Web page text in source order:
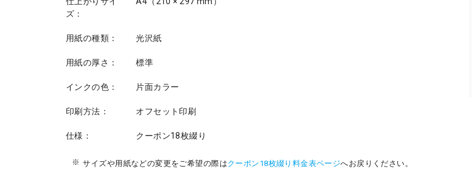
ズ：
用紙の種類： 光沢紙
用紙の厚さ： 標準
インクの色： 片面カラー
印刷方法： オフセット印刷
仕様： クーポン18枚綴り
サイズや用紙などの変更をご希望の際はクーポン18枚綴り料金表ページへお戻りください。